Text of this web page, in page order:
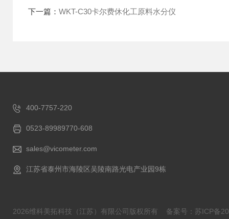
下一篇： WKT-C30卡尔费休化工原料水分仪
400-7757-220
0523-89989770-608
sales@vicometer.com
江苏省泰州市海陵区吴陵南路光电产业园9栋
2026维科美拓科技（江苏）有限公司版权所有 备案号：苏ICP备